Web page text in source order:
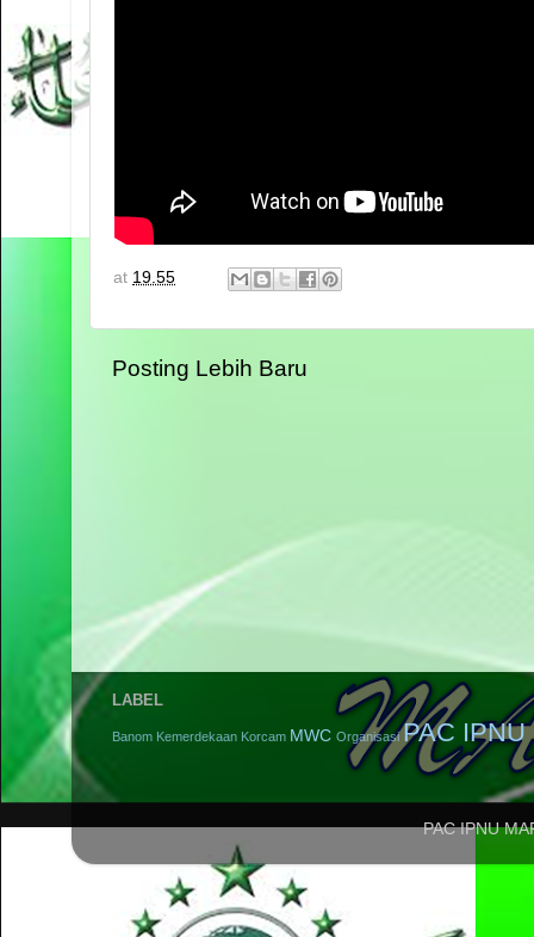
at 19.55
Posting Lebih Baru
LABEL
Banom Kemerdekaan Korcam MWC Organisasi PAC
PAC IPNU